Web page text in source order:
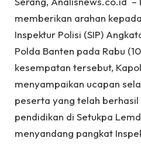
memberikan arahan
Inspektur Polisi (SIP)
Polda Banten pada Rabu
kesempatan tersebut,
menyampaikan ucapan
peserta yang telah
pendidikan di Setukpa
menyandang pangkat